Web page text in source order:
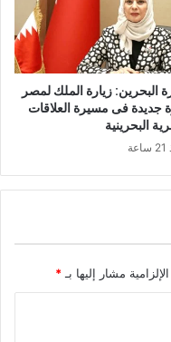
البحرين: زيارة الملك لمصر
جديدة فى مسيرة العلاقات
البحرينية
مشار إليها بـ *